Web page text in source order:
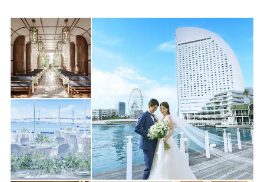
＜成約特典＞
＼初めてのフェア参加＆成約で…／
■ドレス＆タキシード計最大55万円OFF
■準備期間に使える宿泊券プレゼント
＼成約全組*34大特典／
■会場使用料22万円OFF
■美容5万5000円OFF
■新郎新婦様の2泊3日の宿泊プレゼント
■1周年記念ディナーご優待
■お得な前撮りプランご案内